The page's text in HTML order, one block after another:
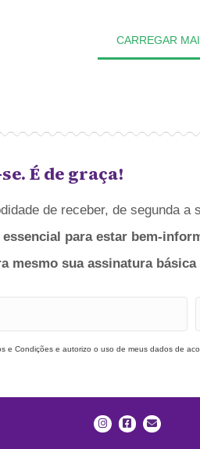
CARREGAR
É de graça!
de receber, de segunda
essencial para estar bem-
mesmo sua assinatura
e Condições e autorizo o uso de meus dados de